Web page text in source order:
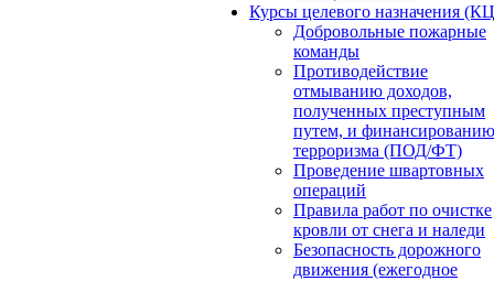
Курсы целевого назначения
Добровольные пожарные
команды
Противодействие
отмыванию доходов,
полученных преступным
путем, и финансированию
терроризма (ПОД/ФТ)
Проведение швартовных
операций
Правила работ по очистке
кровли от снега и наледи
Безопасность дорожного
движения (ежегодное